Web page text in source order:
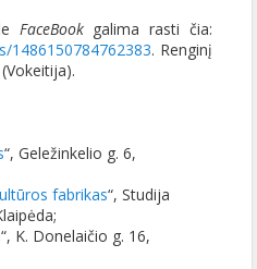
FaceBook galima rasti čia:
1486150784762383. Renginį
(Vokeitija).
“, Geležinkelio g. 6,
fabrikas“, Studija
“, K. Donelaičio g. 16,